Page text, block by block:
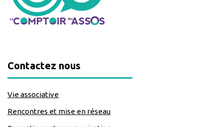
Contactez nous
Vie associative
Rencontres et mise en réseau